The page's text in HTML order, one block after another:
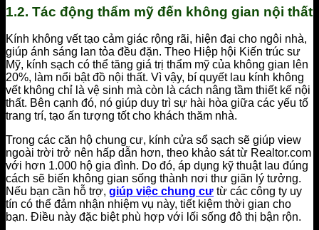
1.2. Tác động thẩm mỹ đến không gian nội thất
Kính không vết tạo cảm giác rộng rãi, hiện đại cho ngôi nhà,
giúp ánh sáng lan tỏa đều đặn. Theo Hiệp hội Kiến trúc sư
Mỹ, kính sạch có thể tăng giá trị thẩm mỹ của không gian lên
20%, làm nổi bật đồ nội thất. Vì vậy, bí quyết lau kính không
vết không chỉ là vệ sinh mà còn là cách nâng tầm thiết kế nội
thất. Bên cạnh đó, nó giúp duy trì sự hài hòa giữa các yếu tố
trang trí, tạo ấn tượng tốt cho khách thăm nhà.
Trong các căn hộ chung cư, kính cửa sổ sạch sẽ giúp view
ngoài trời trở nên hấp dẫn hơn, theo khảo sát từ Realtor.com
với hơn 1.000 hộ gia đình. Do đó, áp dụng kỹ thuật lau đúng
cách sẽ biến không gian sống thành nơi thư giãn lý tưởng.
Nếu bạn cần hỗ trợ, giúp việc chung cư từ các công ty uy
tín có thể đảm nhận nhiệm vụ này, tiết kiệm thời gian cho
bạn. Điều này đặc biệt phù hợp với lối sống đô thị bận rộn.